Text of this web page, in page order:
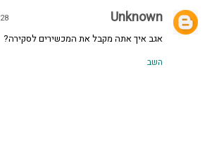
Unknown 28 בדצמבר 2015 בשעה 18:31
אגב איך אתה מקבל את המכשירים לסקירה?
השב